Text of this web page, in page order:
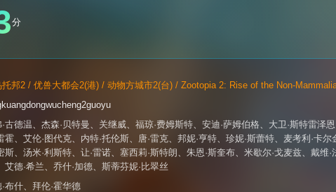
分
托邦2 / 优兽大都会2(港) / 动物方城市2(台) / Zootopia 2: Rise of the Non-
古德温、 杰森·贝特曼、 关继威、 福琼·费姆斯特、 安迪·萨姆伯格、 大卫·斯特雷泽恩
霍、 艾伦·图代克、 内特·托伦斯、 唐·雷克、 邦妮·亨特、 珍妮·斯蕾特、 麦考利·卡尔
斯、 汤米·利斯特、 让·雷诺、 塞西莉·斯特朗、 朱恩·斯奎布、 米歇尔·戈麦兹、 戴维·
艾德·希兰、 乔什·加德、 斯蒂芬妮·比翠丝
布什、 拜伦·霍华德